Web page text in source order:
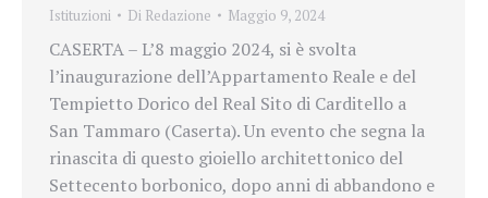
Istituzioni Di Redazione Maggio 9, 2024
CASERTA – L’8 maggio 2024, si è svolta
l’inaugurazione dell’Appartamento Reale e del
Tempietto Dorico del Real Sito di Carditello a
San Tammaro (Caserta). Un evento che segna la
rinascita di questo gioiello architettonico del
Settecento borbonico, dopo anni di abbandono e